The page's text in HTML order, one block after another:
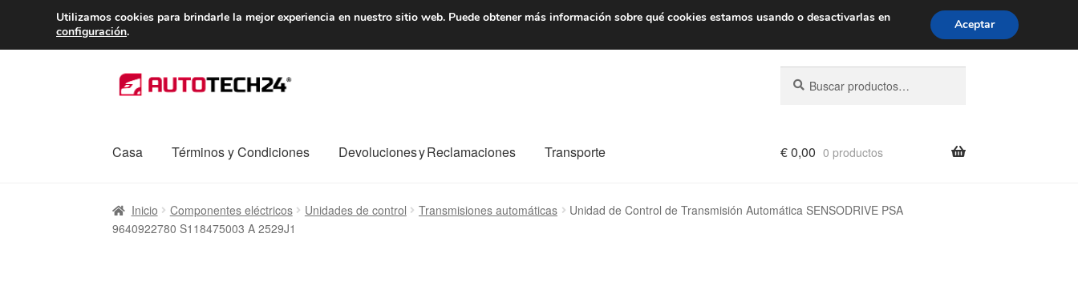
ENTREGA desde 7 EUR De lunes a viernes de 9 a. m. a 4 p. m.900 933 246
Ir
a
Ir
al
por:
Casa Términos y Condiciones Devoluciones y Reclamaciones Transporte
InicioCaja registradora Carro Contacto Envío al mundo enteroMi cuentaPagos Política de privacidad
€0,00 0 productos
Inicio Componentes eléctricos Unidades de control Transmisiones automáticas
Unidad de Control de Transmisión Automática SENSODRIVE PSA
9640922780 S118475003 A 2529J1
Utilizamos cookies para brindarle la mejor experiencia en nuestro sitio web. Puede obtener más información sobre qué cookies estamos usando o desactivarlas en
configuración. Aceptar